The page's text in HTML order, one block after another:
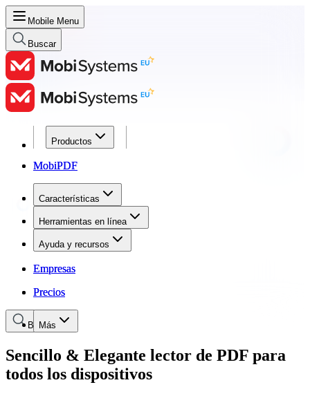
Mobile Menu
Buscar
Productos
MobiPDF
Características
Herramientas en línea
Ayuda y recursos
Empresas
Precios
Más
Productos
MobiPDF
Características
Herramientas en línea
Ayuda y recursos
Empresas
Precios
Buscar
Sencillo & Elegante lector de PDF para
todos los dispositivos